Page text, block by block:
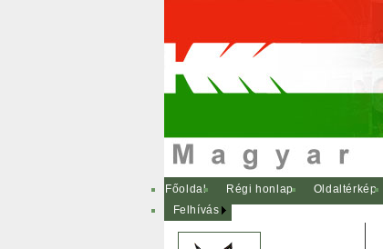
Főoldal Régi honlap Oldaltérkép
Felhívás